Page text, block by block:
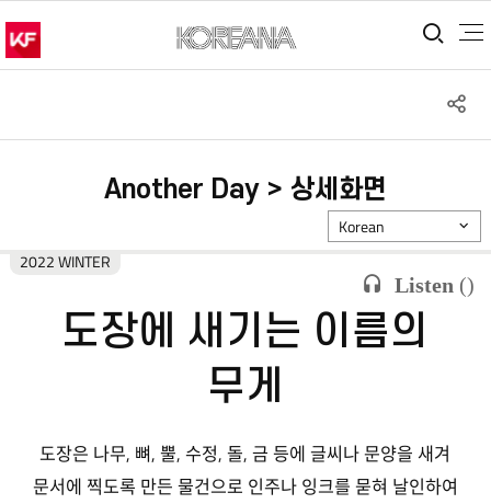
통
Another Day > 상세화면
Listen ()
2022 WINTER
Korean
도장에 새기는 이름의
무게
도장은 나무, 뼈, 뿔, 수정, 돌, 금 등에 글씨나 문양을 새겨
문서에 찍도록 만든 물건으로 인주나 잉크를 묻혀 날인하여